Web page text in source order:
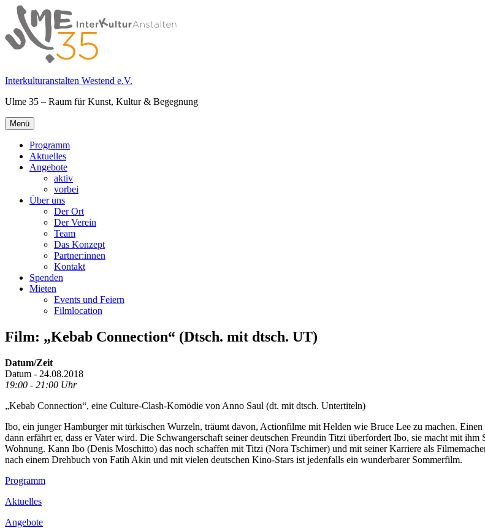
Springe
zum
Inhalt
Interkulturanstalten Westend e.V.
Ulme 35 – Raum für Kunst, Kultur & Begegnung
Primäres
Menü
Menü
Programm
Aktuelles
Angebote
aktiv
vorbei
Über uns
Der Ort
Der Verein
Team
Das Konzept
Partner:innen
Kontakt
Spenden
Mieten
Events und Feiern
Filmlocation
Film: „Kebab Connection“ (Dtsch. mit dtsch. UT)
Datum/Zeit
Datum - 24.08.2018
19:00 - 21:00 Uhr
„Kebab Connection“, eine Culture-Clash-Komödie von Anno Saul (dt. mit dtsch. Untertiteln)
Ibo, ein junger Hamburger mit türkischen Wurzeln, träumt davon, Actionfilme mit Helden wie Bruce Lee zu machen.
dann erfährt er, dass er Vater wird. Die Schwangerschaft seiner deutschen Freundin Titzi überfordert Ibo, sie macht mit
Wohnung. Kann Ibo (Denis Moschitto) das noch schaffen mit Titzi (Nora Tschirner) und mit seiner Karriere als
nach einem Drehbuch von Fatih Akin und mit vielen deutschen Kino-Stars ist jedenfalls ein wunderbarer Sommerfilm.
Footer
Inhalt
Programm
Aktuelles
Angebote